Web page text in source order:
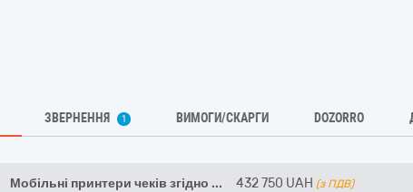
ЗВЕРНЕННЯ 1 ВИМОГИ/СКАРГИ DOZORRO
Мобільні принтери чеків згідно ... 432 750 UAH (з ПДВ)